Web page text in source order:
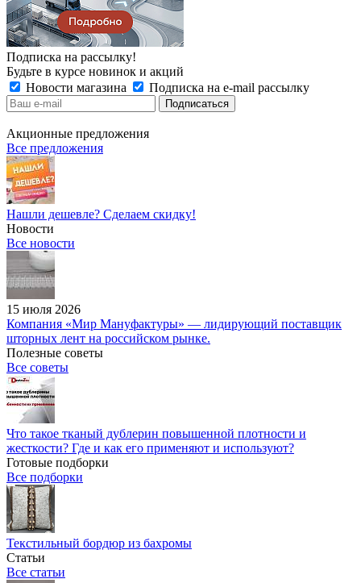
Подписка на рассылку!
Будьте в курсе новинок и акций
Новости магазина
Подписка на e-mail рассылку
Акционные предложения
Все предложения
Нашли дешевле? Сделаем скидку!
Новости
Все новости
15 июля 2026
Компания «Мир Мануфактуры» — лидирующий поставщик
шторных лент на российском рынке.
Полезные советы
Все советы
Что такое тканый дублерин повышенной плотности и
жесткости? Где и как его применяют и используют?
Готовые подборки
Все подборки
Текстильный бордюр из бахромы
Статьи
Все статьи